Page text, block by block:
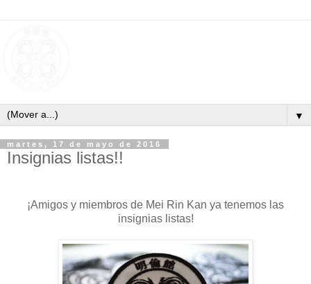
▼
martes, 17 de mayo de 2016
Insignias listas!!
¡Amigos y miembros de Mei Rin Kan ya tenemos las
insignias listas!